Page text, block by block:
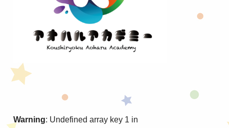
Warning: Undefined array key 1 in